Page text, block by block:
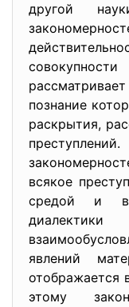
другой
познание
раскрытия,
всякое
средой и в
явлений
отображается
этому